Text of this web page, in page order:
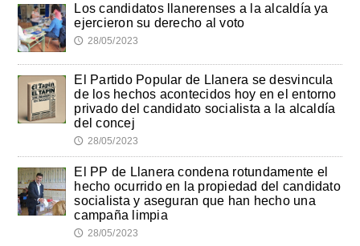
Los candidatos llanerenses a la alcaldía ya
ejercieron su derecho al voto
🕔 28/05/2023
El Partido Popular de Llanera se desvincula
de los hechos acontecidos hoy en el entorno
privado del candidato socialista a la alcaldía
del concej
🕔 28/05/2023
El PP de Llanera condena rotundamente el
hecho ocurrido en la propiedad del candidato
socialista y aseguran que han hecho una
campaña limpia
🕔 28/05/2023